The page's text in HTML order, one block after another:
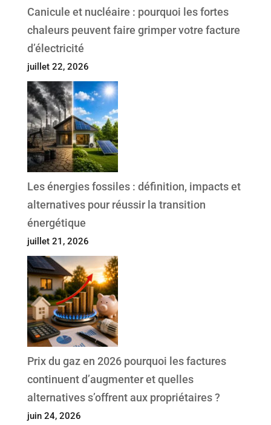
Canicule et nucléaire : pourquoi les fortes
chaleurs peuvent faire grimper votre facture
d’électricité
juillet 22, 2026
Les énergies fossiles : définition, impacts et
alternatives pour réussir la transition
énergétique
juillet 21, 2026
Prix du gaz en 2026 pourquoi les factures
continuent d’augmenter et quelles
alternatives s’offrent aux propriétaires ?
juin 24, 2026